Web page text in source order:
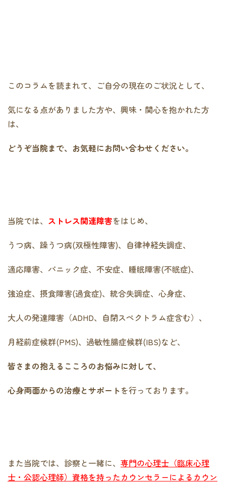
このコラムを読まれて、ご自分の現在のご状況として、
気になる点がありました方や、興味・関心を抱かれた方
は、
どうぞ当院まで、お気軽にお問い合わせください。
当院では、 ストレス関連障害をはじめ、
うつ病、躁うつ病(双極性障害)、自律神経失調症、
適応障害、パニック症、不安症、睡眠障害(不眠症)、
強迫症、摂食障害(過食症)、統合失調症、心身症、
大人の発達障害（ADHD、自閉スペクトラム症含む）、
月経前症候群(PMS)、過敏性腸症候群(IBS)など、
皆さまの抱えるこころのお悩みに対して、
心身両面からの治療とサポートを行っております。
また当院では、診察と一緒に、 専門の心理士（臨床心理
士・公認心理師）資格を持ったカウンセラーによるカウン